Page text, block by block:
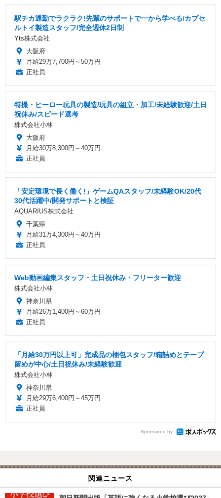
駅チカ通勤でラクラク!先輩のサポートで一から学べる/カプセ
ルトイ製造スタッフ/完全週休2日制
Yts株式会社
大阪府
月給29万7,700円～50万円
正社員
特撮・ヒーロー玩具の製造/玩具の組立・加工/未経験歓迎/土日
祝休み/スピード選考
株式会社小林
大阪府
月給30万8,300円～40万円
正社員
「安定環境で長く働く!」ゲームQAスタッフ/未経験OK/20代
30代活躍中/開発サポートと検証
AQUARIUS株式会社
千葉県
月給31万4,300円～40万円
正社員
Web動画編集スタッフ・土日祝休み・フリーター歓迎
株式会社小林
神奈川県
月給26万1,400円～60万円
正社員
「月給30万円以上可」完成品の梱包スタッフ/箱詰めとテープ
留めが中心/土日祝休み/未経験歓迎
株式会社小林
神奈川県
月給29万6,400円～45万円
正社員
Sponsored by
関連ニュース